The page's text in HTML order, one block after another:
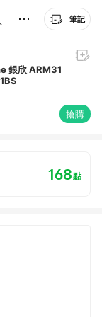
筆記
銀欣 ARM31
搶購
168點